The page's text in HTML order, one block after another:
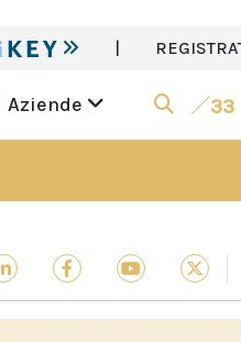
|
Aziende 33